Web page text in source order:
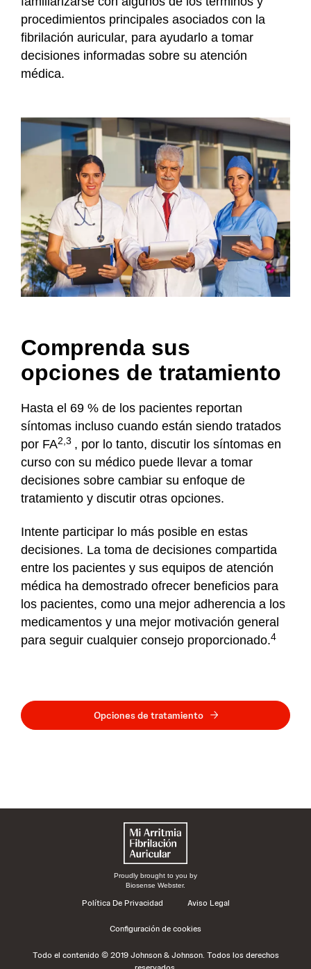
procedimientos principales asociados con la
fibrilación auricular, para ayudarlo a tomar
decisiones informadas sobre su atención
médica.
Comprenda sus
opciones de tratamiento
Hasta el 69 % de los pacientes reportan
síntomas incluso cuando están siendo tratados
por FA2,3 , por lo tanto, discutir los síntomas en
curso con su médico puede llevar a tomar
decisiones sobre cambiar su enfoque de
tratamiento y discutir otras opciones.
Intente participar lo más posible en estas
decisiones. La toma de decisiones compartida
entre los pacientes y sus equipos de atención
médica ha demostrado ofrecer beneficios para
los pacientes, como una mejor adherencia a los
medicamentos y una mejor motivación general
para seguir cualquier consejo proporcionado.4
Opciones de tratamiento
Proudly brought to you by
Biosense Webster.
Política De Privacidad Aviso Legal
Configuración de cookies
Todo el contenido © 2019 Johnson & Johnson. Todos los derechos